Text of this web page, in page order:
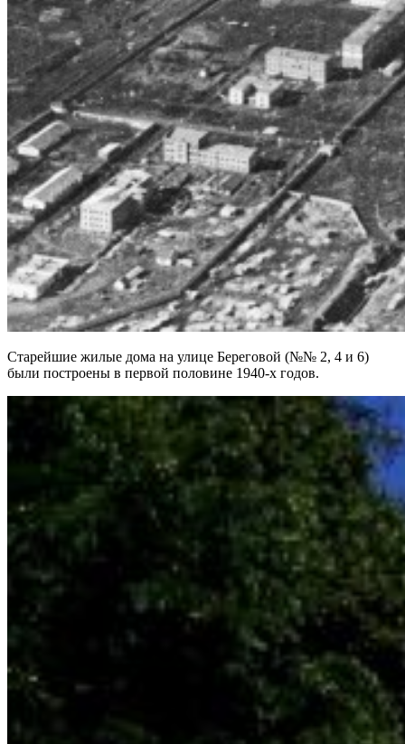
Старейшие жилые дома на улице Береговой (№№ 2, 4 и 6)
были построены в первой половине 1940-х годов.